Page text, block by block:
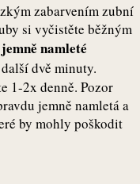
zabarvením zubní
si vyčistěte běžným
namleté
dvě minuty.
1-2x denně. Pozor
jemně namletá a
by mohly poškodit